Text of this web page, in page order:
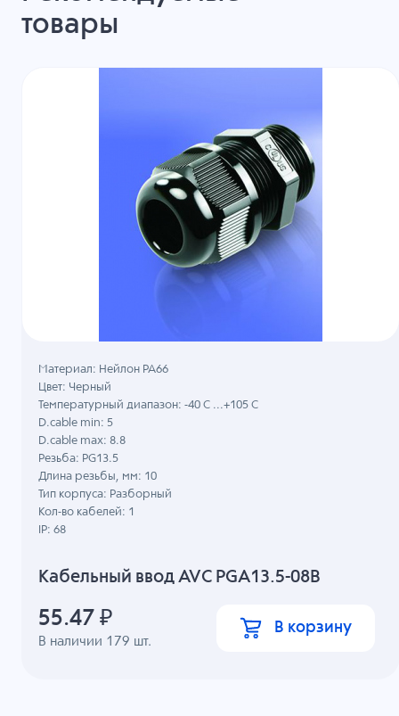
товары
Кабельный ввод AVC PGA13.5-08B
В наличии 179 шт.
Материал: Нейлон PA66
Цвет: Черный
Температурный диапазон: -40 C ...+105 C
D.cable min: 5
D.cable max: 8.8
Резьба: PG13.5
Длина резьбы, мм: 10
Тип корпуса: Разборный
Кол-во кабелей: 1
IP: 68
55.47 ₽ В корзину